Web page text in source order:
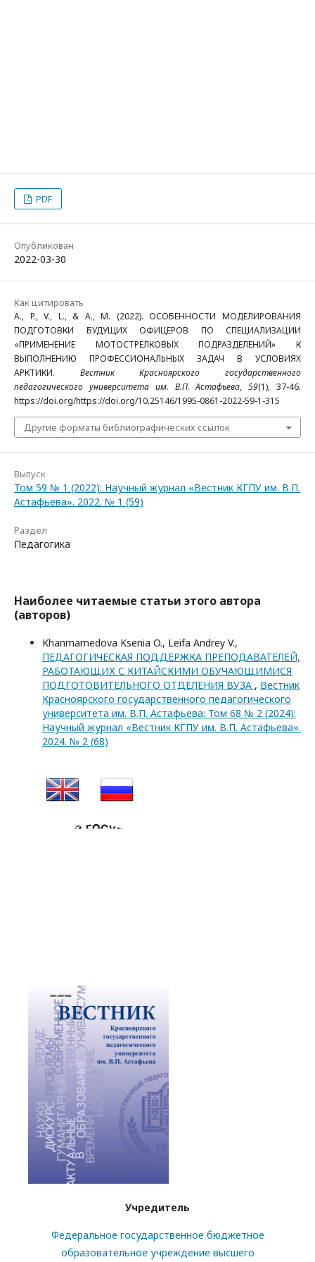
PDF
Опубликован
2022-03-30
Как цитировать
A., P., V., L., & A., M. (2022). ОСОБЕННОСТИ МОДЕЛИРОВАНИЯ
ПОДГОТОВКИ БУДУЩИХ ОФИЦЕРОВ ПО СПЕЦИАЛИЗАЦИИ
«ПРИМЕНЕНИЕ МОТОСТРЕЛКОВЫХ ПОДРАЗДЕЛЕНИЙ» К
ВЫПОЛНЕНИЮ ПРОФЕССИОНАЛЬНЫХ ЗАДАЧ В УСЛОВИЯХ
АРКТИКИ. Вестник Красноярского государственного
педагогического университета им. В.П. Астафьева,59(1), 37-46.
https://doi.org/https://doi.org/10.25146/1995-0861-2022-59-1-315
Другие форматы библиографических ссылок
Выпуск
Том 59 № 1 (2022): Научный журнал «Вестник КГПУ им. В.П.
Астафьева». 2022. № 1 (59)
Раздел
Педагогика
Наиболее читаемые статьи этого автора
(авторов)
Khanmamedova Ksenia O., Leifa Andrey V.,
ПЕДАГОГИЧЕСКАЯ ПОДДЕРЖКА ПРЕПОДАВАТЕЛЕЙ,
РАБОТАЮЩИХ С КИТАЙСКИМИ ОБУЧАЮЩИМИСЯ
ПОДГОТОВИТЕЛЬНОГО ОТДЕЛЕНИЯ ВУЗА , Вестник
Красноярского государственного педагогического
университета им. В.П. Астафьева: Том 68 № 2 (2024):
Научный журнал «Вестник КГПУ им. В.П. Астафьева».
2024. № 2 (68)
Учредитель
Федеральное государственное бюджетное
образовательное учреждение высшего